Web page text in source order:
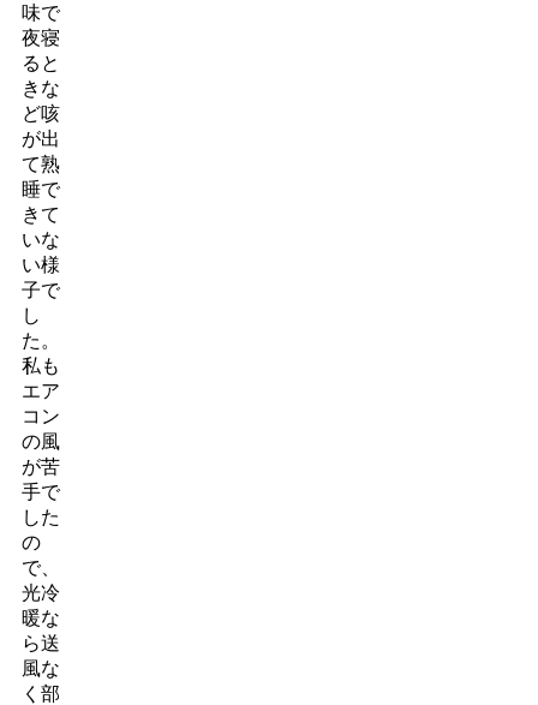
味で
夜寝
ると
きな
ど咳
が出
て熟
睡で
きて
いな
い様
子で
し
た。
私も
エア
コン
の風
が苦
手で
した
の
で、
光冷
暖な
ら送
風な
く部